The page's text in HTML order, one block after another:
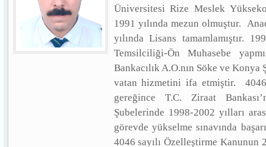
Üniversitesi Rize Meslek
1991 yılında mezun olmuştur.
yılında Lisans tamamlamıştır.
Temsilciliği-Ön Muhasebe
Bankacılık A.O.nın Söke ve Konya
vatan hizmetini ifa etmiştir. 4046
gereğince T.C. Ziraat
Şubelerinde 1998-2002 yılları
görevde yükselme sınavında
4046 sayılı Özelleştirme